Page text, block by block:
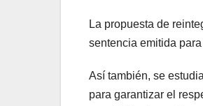
La propuesta de
sentencia emitida
Así también, se
para garantizar el